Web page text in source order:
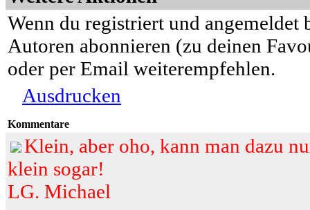
Wenn du registriert und angemeldet
Autoren abonnieren (zu deinen
oder per Email weiterempfehlen.
Ausdrucken
Kommentare
Klein, aber oho, kann man dazu
klein sogar!
LG. Michael